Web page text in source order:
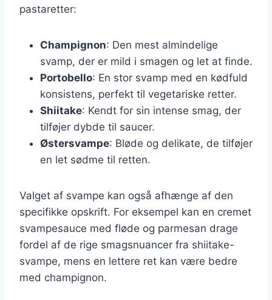
pastaretter:
Champignon: Den mest almindelige
svamp, der er mild i smagen og let at finde.
Portobello: En stor svamp med en kødfuld
konsistens, perfekt til vegetariske retter.
Shiitake: Kendt for sin intense smag, der
tilføjer dybde til saucer.
Østersvampe: Bløde og delikate, de tilføjer
en let sødme til retten.
Valget af svampe kan også afhænge af den
specifikke opskrift. For eksempel kan en cremet
svampesauce med fløde og parmesan drage
fordel af de rige smagsnuancer fra shiitake-
svampe, mens en lettere ret kan være bedre
med champignon.